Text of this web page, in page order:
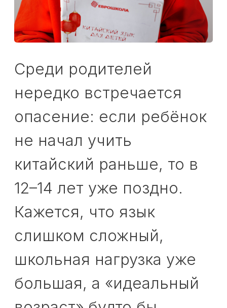
не начал учить
китайский раньше, то в
12–14 лет уже поздно.
слишком сложный,
школьная нагрузка уже
возраст» будто бы
упущен. На деле это
распространённое
Подростковый возраст
вовсе не закрывает
китайского языка.
Напротив, во многих
случаях именно в 12–14